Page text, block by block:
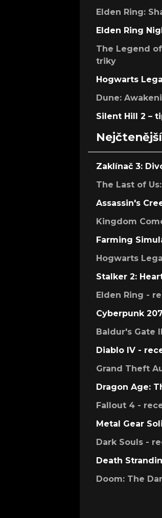
Elden Ring:
Elden Ring
The Legend
triky
Hogwarts
Dune:
Silent Hill 2 –
Zaklínač 3:
The Last of
Assassin's
Kingdom
Farming
Hogwarts
Stalker 2:
Elden Ring -
Cyberpunk
Baldur's Gate
Diablo IV -
Grand Theft
Dragon Age:
Fallout 4 -
Metal Gear
Dark Souls -
Death
Doom: The